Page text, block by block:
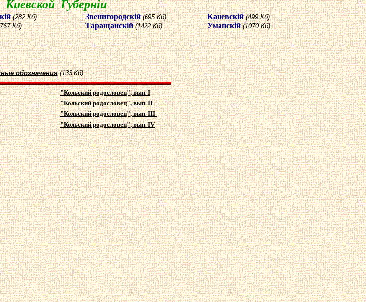
Киевской Губернiи
iй (282 Кб) Звенигородскiй (695 Кб) Каневскiй (499 Кб)
Кб) Таращанскiй (1422 Кб) Уманскiй (1070 Кб)
обозначения (133 Кб)
"Кольский родословец", вып. I
"Кольский родословец", вып. II
"Кольский родословец", вып. III
"Кольский родословец", вып.IV